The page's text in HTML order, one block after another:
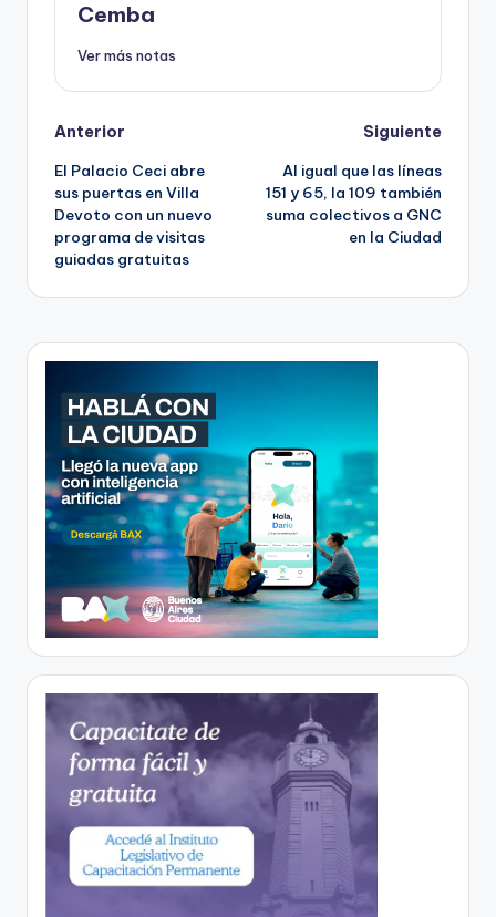
Cemba
Ver más notas
Post
navigation
Anterior
El Palacio Ceci abre
sus puertas en Villa
Devoto con un nuevo
programa de visitas
guiadas gratuitas
Siguiente
Al igual que las líneas
151 y 65, la 109 también
suma colectivos a GNC
en la Ciudad